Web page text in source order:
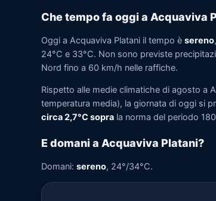
Che tempo fa oggi a Acquaviva
Oggi a Acquaviva Platani il tempo è sereno
24°C e 33°C. Non sono previste
Nord fino a 60 km/h nelle raffiche.
Rispetto alle medie climatiche di agosto a
temperatura media), la giornata di oggi si
circa 2,7°C sopra la norma del periodo
E domani a Acquaviva Platani?
Domani: sereno, 24°/34°C.